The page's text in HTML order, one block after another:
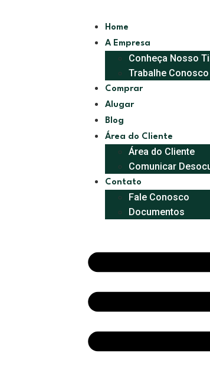
Home
A Empresa
Conheça Nosso
Trabalhe Conosco
Comprar
Alugar
Blog
Área do Cliente
Área do Cliente
Comunicar
Contato
Fale Conosco
Documentos